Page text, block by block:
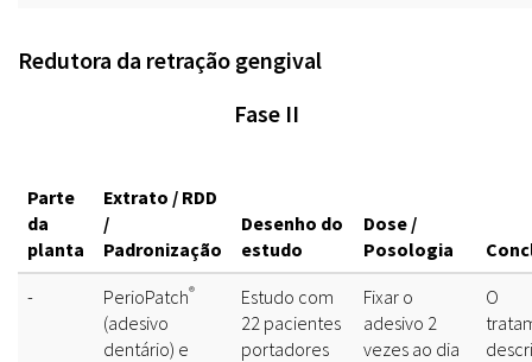
Redutora da retração gengival
Fase II
Parte
da
planta
Extrato / RDD
/
Padronização
Desenho do
estudo
Dose /
Posologia
-
PerioPatch®
(adesivo
dentário) e
Estudo com
22 pacientes
portadores
Fixar o
adesivo 2
vezes ao dia
O